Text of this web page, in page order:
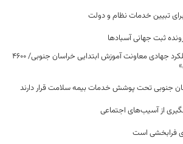
تبیین خدمات نظام و دولت
ثبت جهانی آسبادها
تقدیر مقام عالی وزارت از عملکرد جهادی معاونت آموزش ابتدایی خراسان جنوبی/ ۴۶۰۰
از آسیب‌های اجتماعی
فرابخشی است